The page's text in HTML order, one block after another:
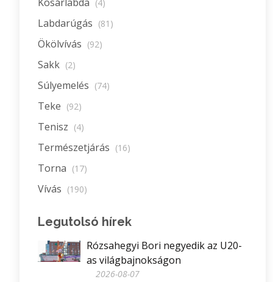
(4)
Labdarúgás (81)
Ökölvívás (92)
Sakk (2)
Súlyemelés (74)
Teke (92)
Tenisz (4)
Természetjárás (16)
Torna (17)
Vívás (190)
Legutolsó hírek
Rózsahegyi Bori negyedik az U20-
as világbajnokságon
2026-08-07